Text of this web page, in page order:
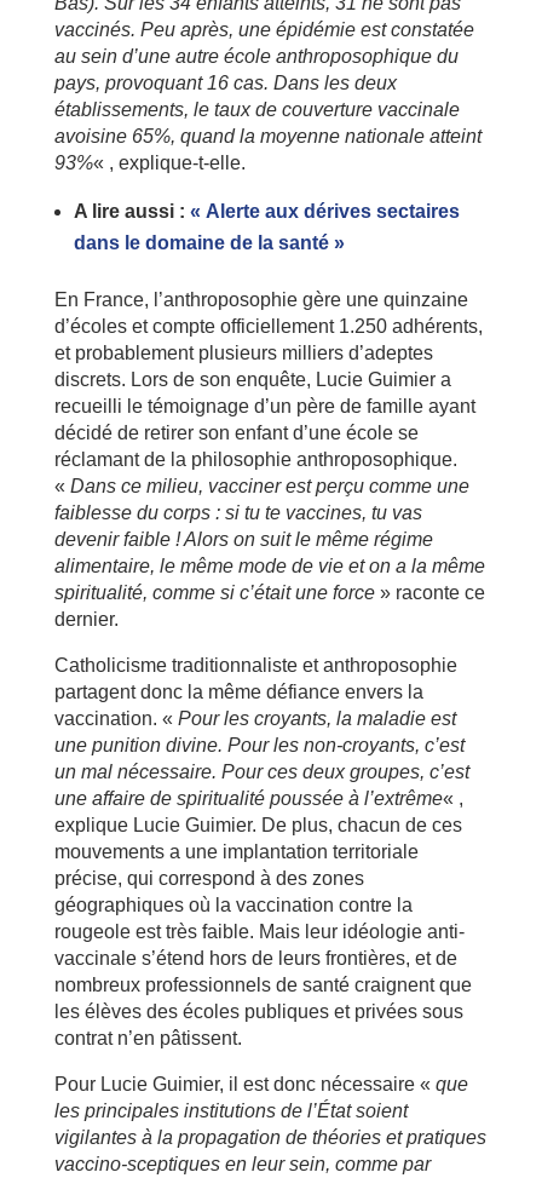
vaccinés. Peu après, une épidémie est constatée
au sein d’une autre école anthroposophique du
pays, provoquant 16 cas. Dans les deux
établissements, le taux de couverture vaccinale
avoisine 65%, quand la moyenne nationale atteint
93%« , explique-t-elle.
A lire aussi : « Alerte aux dérives sectaires
dans le domaine de la santé »
En France, l’anthroposophie gère une quinzaine
d’écoles et compte officiellement 1.250 adhérents,
et probablement plusieurs milliers d’adeptes
discrets. Lors de son enquête, Lucie Guimier a
recueilli le témoignage d’un père de famille ayant
décidé de retirer son enfant d’une école se
réclamant de la philosophie anthroposophique.
« Dans ce milieu, vacciner est perçu comme une
faiblesse du corps : si tu te vaccines, tu vas
devenir faible ! Alors on suit le même régime
alimentaire, le même mode de vie et on a la même
spiritualité, comme si c’était une force» raconte ce
dernier.
Catholicisme traditionnaliste et anthroposophie
partagent donc la même défiance envers la
vaccination. « Pour les croyants, la maladie est
une punition divine. Pour les non-croyants, c’est
un mal nécessaire. Pour ces deux groupes, c’est
une affaire de spiritualité poussée à l’extrême« ,
explique Lucie Guimier. De plus, chacun de ces
mouvements a une implantation territoriale
précise, qui correspond à des zones
géographiques où la vaccination contre la
rougeole est très faible. Mais leur idéologie anti-
vaccinale s’étend hors de leurs frontières, et de
nombreux professionnels de santé craignent que
les élèves des écoles publiques et privées sous
contrat n’en pâtissent.
Pour Lucie Guimier, il est donc nécessaire « que
les principales institutions de l’État soient
vigilantes à la propagation de théories et pratiques
vaccino-sceptiques en leur sein, comme par